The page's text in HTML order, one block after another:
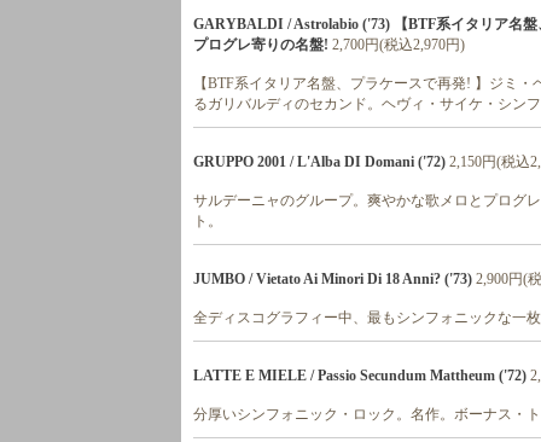
GARYBALDI / Astrolabio ('73) 【BTF系イタリア名
プログレ寄りの名盤! 2,700円(税込2,970円)
【BTF系イタリア名盤、プラケースで再発! 】ジミ
るガリバルディのセカンド。ヘヴィ・サイケ・シン
GRUPPO 2001 / L'Alba DI Domani ('72) 2,150円(税込
サルデーニャのグループ。爽やかな歌メロとプログ
ト。
JUMBO / Vietato Ai Minori Di 18 Anni? ('73) 2,900円(
全ディスコグラフィー中、最もシンフォニックな一
LATTE E MIELE / Passio Secundum Mattheum ('72)
分厚いシンフォニック・ロック。名作。ボーナス・